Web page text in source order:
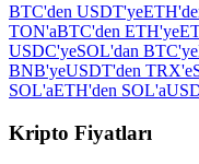
BTC'den USDT'ye
TON'aBTC'den ETH'ye
USDC'yeSOL'dan BTC'ye
BNB'yeUSDT'den TRX'e
SOL'aETH'den SOL'a
Kripto Fiyatları